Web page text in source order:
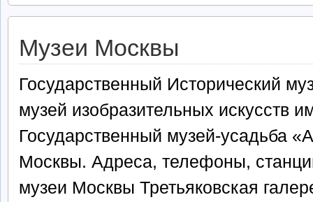
Музеи Москвы
Государственный Исторический
музей изобразительных искусств
Государственный музей-усадьба
Москвы. Адреса, телефоны,
музеи Москвы Третьяковская